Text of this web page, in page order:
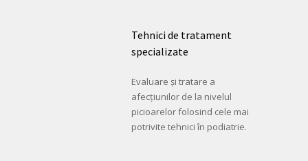
Tehnici de tratament
specializate
Evaluare și tratare a
afecțiunilor de la nivelul
picioarelor folosind cele mai
potrivite tehnici în podiatrie.